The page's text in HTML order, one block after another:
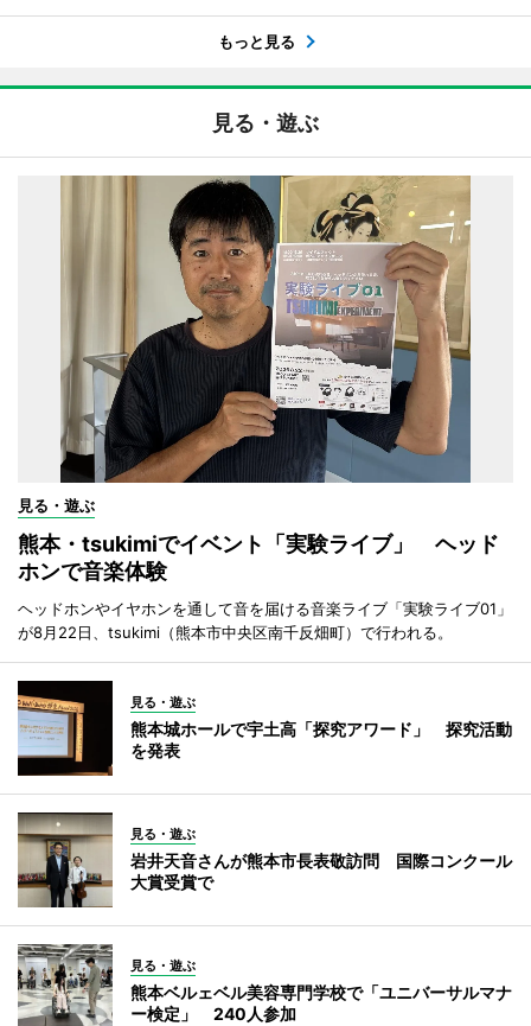
もっと見る
見る・遊ぶ
見る・遊ぶ
熊本・tsukimiでイベント「実験ライブ」 ヘッド
ホンで音楽体験
ヘッドホンやイヤホンを通して音を届ける音楽ライブ「実験ライブ01」
が8月22日、tsukimi（熊本市中央区南千反畑町）で行われる。
見る・遊ぶ
熊本城ホールで宇土高「探究アワード」 探究活動
を発表
見る・遊ぶ
岩井天音さんが熊本市長表敬訪問 国際コンクール
大賞受賞で
見る・遊ぶ
熊本ベルェベル美容専門学校で「ユニバーサルマナ
ー検定」 240人参加